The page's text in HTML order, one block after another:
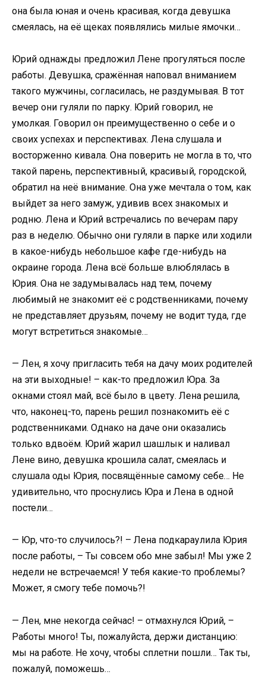
она была юная и очень красивая, когда девушка
смеялась, на её щеках появлялись милые ямочки…
Юрий однажды предложил Лене прогуляться после
работы. Девушка, сражённая наповал вниманием
такого мужчины, согласилась, не раздумывая. В тот
вечер они гуляли по парку. Юрий говорил, не
умолкая. Говорил он преимущественно о себе и о
своих успехах и перспективах. Лена слушала и
восторженно кивала. Она поверить не могла в то, что
такой парень, перспективный, красивый, городской,
обратил на неё внимание. Она уже мечтала о том, как
выйдет за него замуж, удивив всех знакомых и
родню. Лена и Юрий встречались по вечерам пару
раз в неделю. Обычно они гуляли в парке или ходили
в какое-нибудь небольшое кафе где-нибудь на
окраине города. Лена всё больше влюблялась в
Юрия. Она не задумывалась над тем, почему
любимый не знакомит её с родственниками, почему
не представляет друзьям, почему не водит туда, где
могут встретиться знакомые…
— Лен, я хочу пригласить тебя на дачу моих родителей
на эти выходные! – как-то предложил Юра. За
окнами стоял май, всё было в цвету. Лена решила,
что, наконец-то, парень решил познакомить её с
родственниками. Однако на даче они оказались
только вдвоём. Юрий жарил шашлык и наливал
Лене вино, девушка крошила салат, смеялась и
слушала оды Юрия, посвящённые самому себе… Не
удивительно, что проснулись Юра и Лена в одной
постели…
— Юр, что-то случилось?! – Лена подкараулила Юрия
после работы, – Ты совсем обо мне забыл! Мы уже 2
недели не встречаемся! У тебя какие-то проблемы?
Может, я смогу тебе помочь?!
— Лен, мне некогда сейчас! – отмахнулся Юрий, –
Работы много! Ты, пожалуйста, держи дистанцию:
мы на работе. Не хочу, чтобы сплетни пошли… Так ты,
пожалуй, поможешь…